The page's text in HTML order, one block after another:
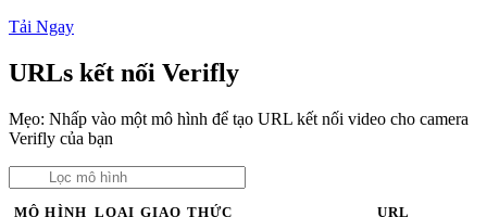
Tải Ngay
URLs kết nối Verifly
Mẹo: Nhấp vào một mô hình để tạo URL kết nối video cho camera
Verifly của bạn
MÔ HÌNH LOẠI GIAO THỨC URL